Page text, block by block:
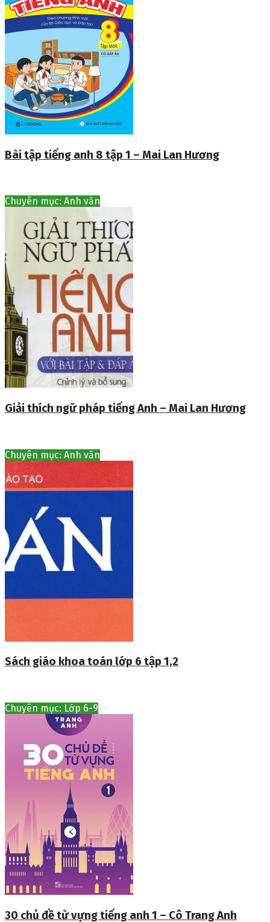
Bài tập tiếng anh 8 tập 1 – Mai Lan Hương
Chuyên mục: Anh văn
Giải thích ngữ pháp tiếng Anh – Mai Lan Hương
Chuyên mục: Anh văn
Sách giáo khoa toán lớp 6 tập 1,2
Chuyên mục: Lớp 6-9
30 chủ đề từ vựng tiếng anh 1 – Cô Trang Anh